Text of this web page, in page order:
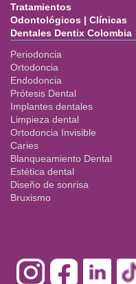
Tratamientos
Odontológicos | Clínicas
Dentales Dentix Colombia
Periodoncia
Ortodoncia
Endodoncia
Prótesis Dental
Implantes dentales
Limpieza dental
Ortodoncia Invisible
Caries
Blanqueamiento Dental
Estética dental
Diseño de sonrisa
Bruxismo